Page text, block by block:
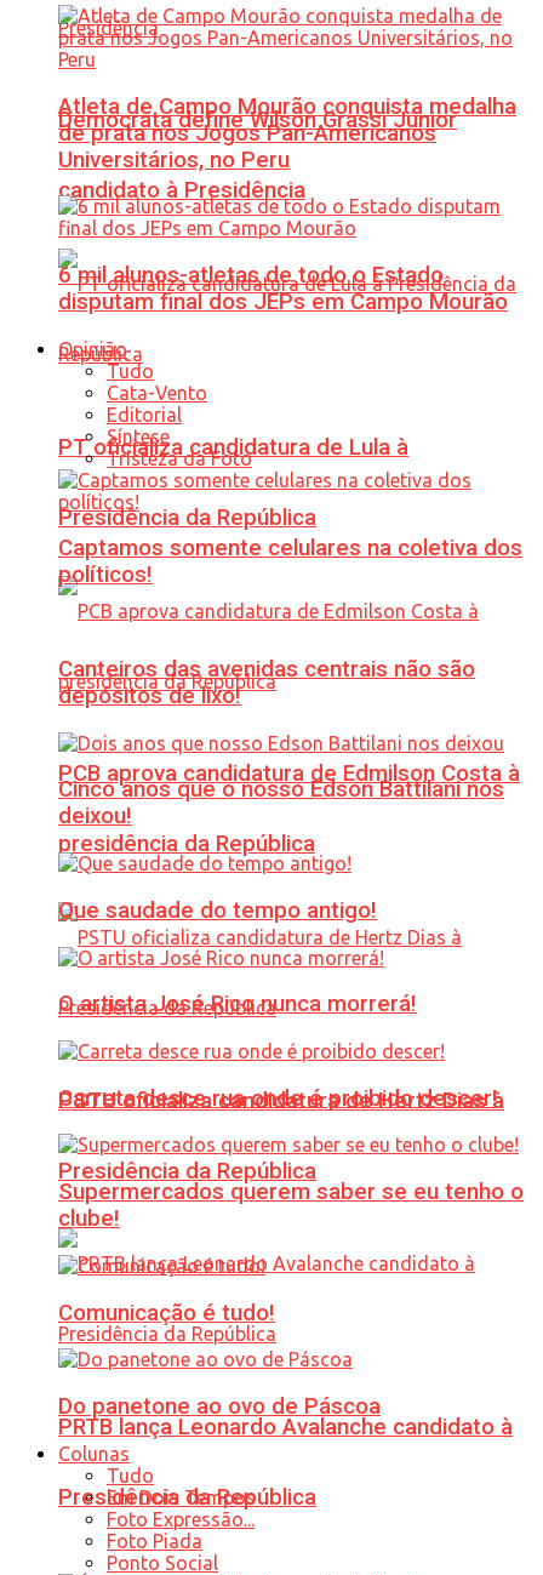
Democrata define Wilson Grassi Júnior
candidato à Presidência
PT oficializa candidatura de Lula à
Presidência da República
PCB aprova candidatura de Edmilson Costa à
presidência da República
PSTU oficializa candidatura de Hertz Dias à
Presidência da República
PRTB lança Leonardo Avalanche candidato à
Presidência da República
Atleta de Campo Mourão conquista medalha
de prata nos Jogos Pan-Americanos
Universitários, no Peru
6 mil alunos-atletas de todo o Estado
disputam final dos JEPs em Campo Mourão
Opinião
Tudo
Cata-Vento
Editorial
Síntese
Tristeza da Foto
Captamos somente celulares na coletiva dos
políticos!
Canteiros das avenidas centrais não são
depósitos de lixo!
Cinco anos que o nosso Edson Battilani nos
deixou!
Que saudade do tempo antigo!
O artista José Rico nunca morrerá!
Carreta desce rua onde é proibido descer!
Supermercados querem saber se eu tenho o
clube!
Comunicação é tudo!
Do panetone ao ovo de Páscoa
Colunas
Tudo
Em Dois Tempos
Foto Expressão...
Foto Piada
Ponto Social